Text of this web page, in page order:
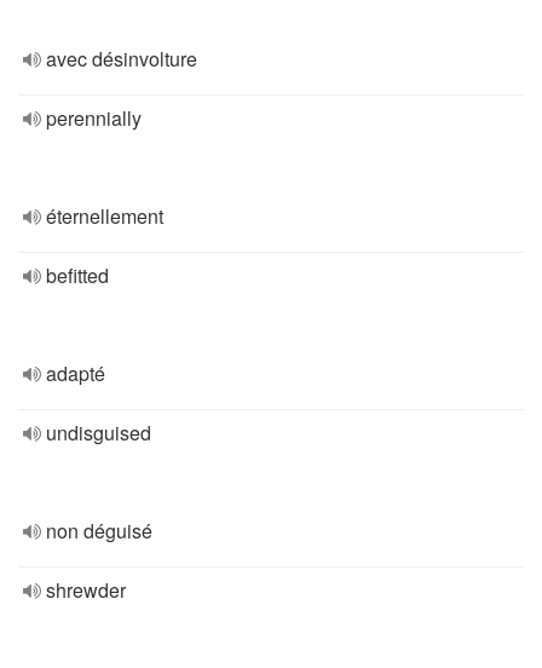
avec désinvolture
perennially
éternellement
befitted
adapté
undisguised
non déguisé
shrewder